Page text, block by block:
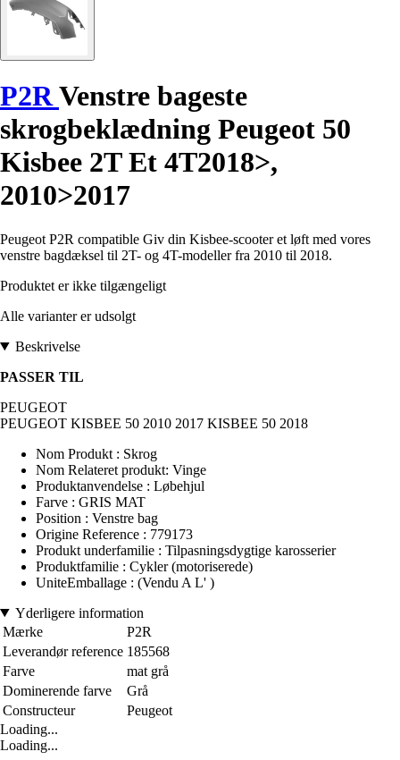
P2RVenstre bageste
skrogbeklædning Peugeot 50
Kisbee 2T Et 4T2018>,
2010>2017
Peugeot P2R compatible Giv din Kisbee-scooter et løft med vores
venstre bagdæksel til 2T- og 4T-modeller fra 2010 til 2018.
Produktet er ikke tilgængeligt
Alle varianter er udsolgt
Beskrivelse
PASSER TIL
PEUGEOT
PEUGEOT KISBEE 50 2010 2017 KISBEE 50 2018
Nom Produkt : Skrog
Nom Relateret produkt: Vinge
Produktanvendelse : Løbehjul
Farve : GRIS MAT
Position : Venstre bag
Origine Reference : 779173
Produkt underfamilie : Tilpasningsdygtige karosserier
Produktfamilie : Cykler (motoriserede)
UniteEmballage : (Vendu A L' )
Yderligere information
Mærke
P2R
Leverandør reference 185568
Farve
mat grå
Dominerende farve
Grå
Constructeur
Peugeot
Loading...
Loading...